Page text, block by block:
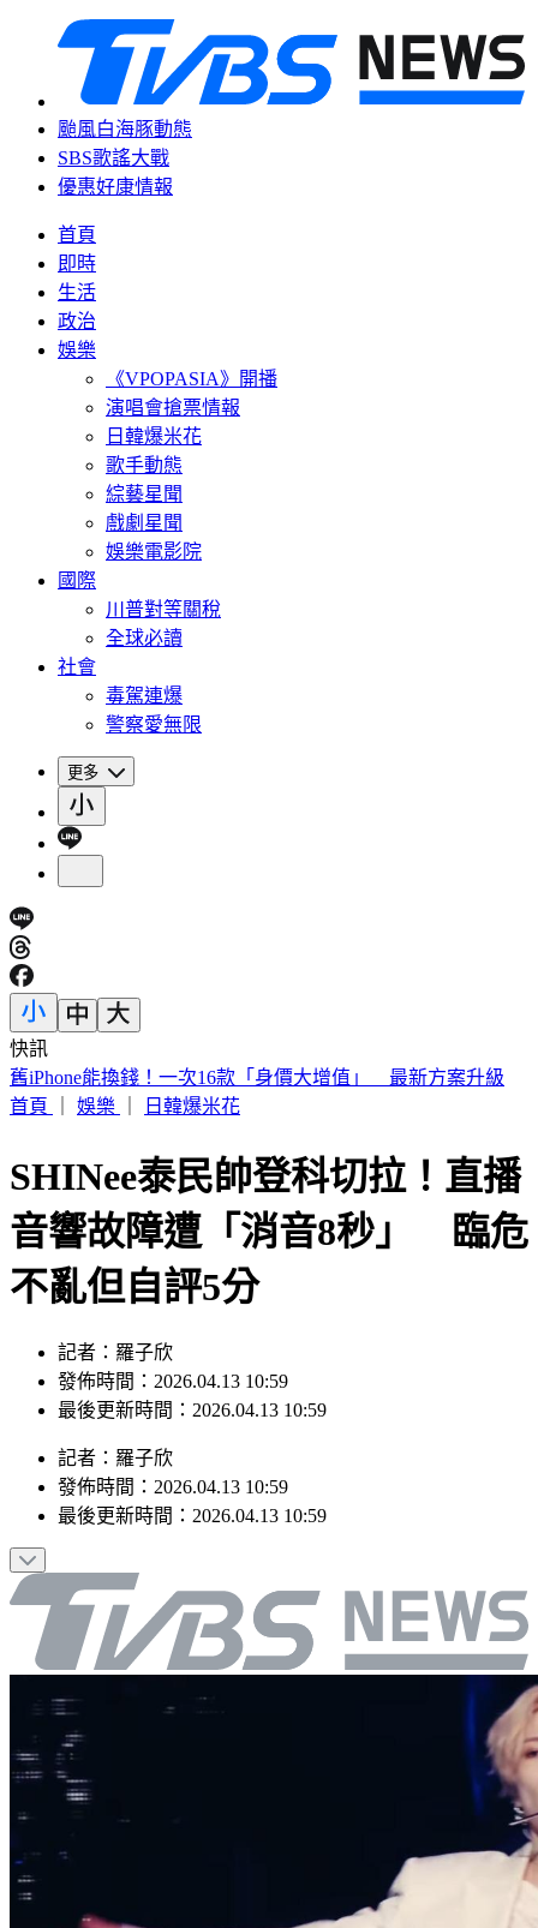
颱風白海豚動態
SBS歌謠大戰
優惠好康情報
首頁
即時
生活
政治
娛樂
《VPOPASIA》開播
演唱會搶票情報
日韓爆米花
歌手動態
綜藝星聞
戲劇星聞
娛樂電影院
國際
川普對等關稅
全球必讀
社會
毒駕連爆
警察愛無限
更多
快訊
7月去過好萊塢環球影城小心！麻疹患者這天曾入園 恐暴露
風險
SHINee泰民帥登科切拉！直播
音響故障遭「消音8秒」 臨危
不亂但自評5分
記者：羅子欣
發佈時間：2026.04.13 10:59
記者：羅子欣
發佈時間：2026.04.13 10:59